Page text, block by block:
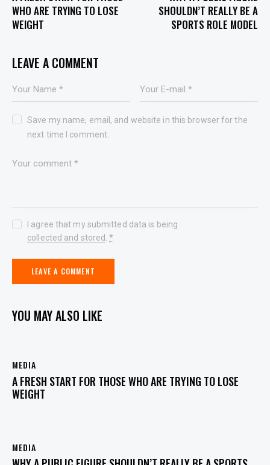
WHO ARE TRYING TO LOSE
WEIGHT
SHOULDN’T REALLY BE A
SPORTS ROLE MODEL
LEAVE A COMMENT
Save my name, email, and website in this browser for the
next time I comment.
I agree that my submitted data is being
collected and stored.*
YOU MAY ALSO LIKE
MEDIA
A FRESH START FOR THOSE WHO ARE TRYING TO LOSE
WEIGHT
MEDIA